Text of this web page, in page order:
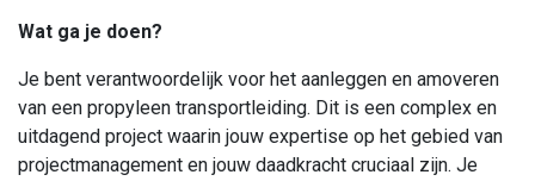
Wat ga je doen?
Je bent verantwoordelijk voor het aanleggen en amoveren
van een propyleen transportleiding. Dit is een complex en
uitdagend project waarin jouw expertise op het gebied van
projectmanagement en jouw daadkracht cruciaal zijn. Je